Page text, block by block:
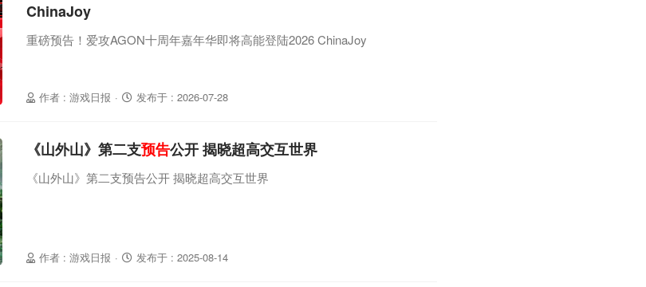
作者 : 游戏日报 · 发布于 : 2026-07-28
ChinaJoy
重磅预告！爱攻AGON十周年嘉年华即将高能登陆2026 ChinaJoy
作者 : 游戏日报 · 发布于 : 2025-08-14
《山外山》第二支预告公开 揭晓超高交互世界
《山外山》第二支预告公开 揭晓超高交互世界